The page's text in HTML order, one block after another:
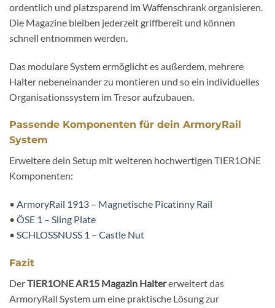
ordentlich und platzsparend im Waffenschrank organisieren.
Die Magazine bleiben jederzeit griffbereit und können
schnell entnommen werden.
Das modulare System ermöglicht es außerdem, mehrere
Halter nebeneinander zu montieren und so ein individuelles
Organisationssystem im Tresor aufzubauen.
Passende Komponenten für dein ArmoryRail
System
Erweitere dein Setup mit weiteren hochwertigen TIER1ONE
Komponenten:
• ArmoryRail 1913 – Magnetische Picatinny Rail
• ÖSE 1 – Sling Plate
• SCHLOSSNUSS 1 – Castle Nut
Fazit
DerTIER1ONE AR15 Magazin Haltererweitert das
ArmoryRail System um eine praktische Lösung zur